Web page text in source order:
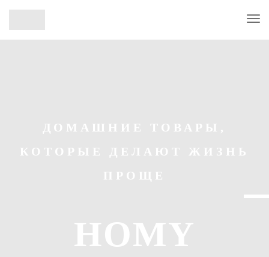
ДОМАШНИЕ ТОВАРЫ,
КОТОРЫЕ ДЕЛАЮТ ЖИЗНЬ
ПРОЩЕ
HOMY